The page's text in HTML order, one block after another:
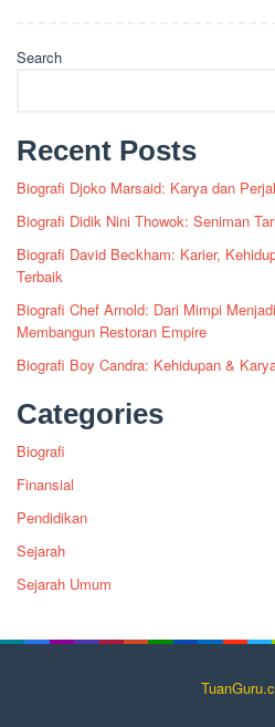
Search
Recent Posts
Biografi Djoko Marsaid: Karya dan
Biografi Didik Nini Thowok: Seniman
Biografi David Beckham: Karier,
Terbaik
Biografi Chef Arnold: Dari Mimpi
Membangun Restoran Empire
Biografi Boy Candra: Kehidupan &
Categories
Biografi
Finansial
Pendidikan
Sejarah
Sejarah Umum